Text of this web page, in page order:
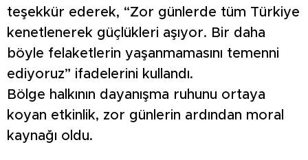
teşekkür ederek, “Zor günlerde tüm Türkiye
kenetlenerek güçlükleri aşıyor. Bir daha
böyle felaketlerin yaşanmamasını temenni
ediyoruz” ifadelerini kullandı.
Bölge halkının dayanışma ruhunu ortaya
koyan etkinlik, zor günlerin ardından moral
kaynağı oldu.